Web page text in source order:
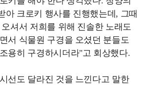
아 크로키 행사를 진행했는데, 그때
셔서 저희를 위해 진솔한 노래도
서 식물원 구경을 오셨던 분들도
용히 구경하시더라"고 회상했다.
선도 달라진 것을 느낀다고 말한